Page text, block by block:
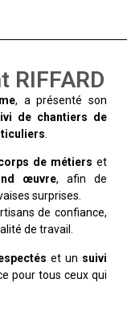
RIFFARD
, a présenté son
de chantiers de
de métiers et
œuvre, afin de
surprises.
de confiance,
de travail.
et un suivi
pour tous ceux qui